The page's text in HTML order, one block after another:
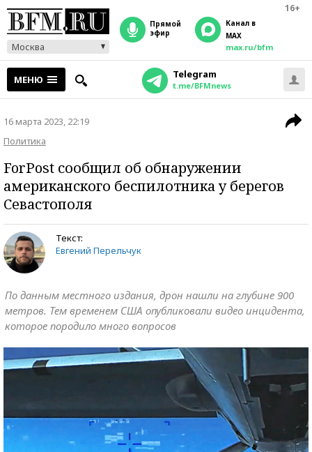
16+
Москва
прямой
эфир
Канал в
MAX
max.ru/bfm
МЕНЮ Telegram
t.me/BFMnews
16 марта 2023, 22:19
Политика
ForPost сообщил об обнаружении
американского беспилотника у берегов
Севастополя
Текст:
Евгений Перельчук
По данным местного издания, дрон нашли на глубине 900
метров. Тем временем США опубликовали видео инцидента,
которое породило много вопросов